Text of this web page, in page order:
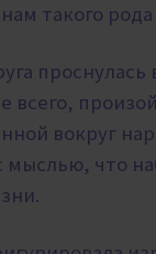
такого
всего,
вокруг
мыслью, что